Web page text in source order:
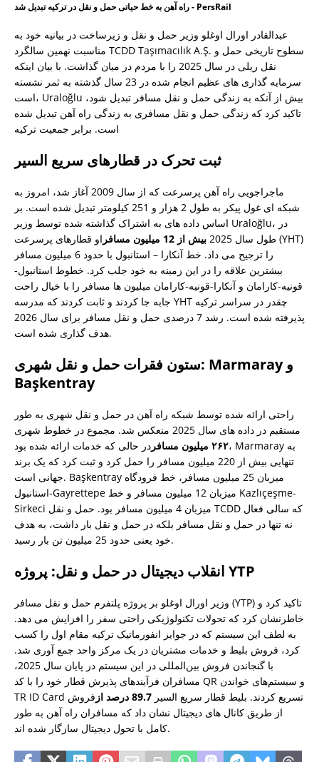
راه آهن به خط حیاتی حمل و نقل در ترکیه تبدیل شد - PersRail
عبدالقادر اورال اوغلو وزیر حمل و نقل و زیرساخت در بیانیه خود به
مناسبت نهمین سالگرد TCDD Taşımacılık A.Ş. سطوح تاریخی حمل و
نقل ریلی در سال 2025 را با مردم در میان گذاشت. با بیان اینکه
سرمایه گذاری های عظیم انجام شده در 23 سال گذشته به ثمر نشسته
است، Uraloğlu بیش از آنکه به زندگی حمل و نقل مسافر تبدیل شود،
تاکید کرد که زندگی حمل و نقل مسافری به زندگی راه آهن تبدیل شده
است. برابر جمعیت ترکیه
ثبت تحرک در قطارهای سریع السیر
ماجراجویی راه آهن پرسرعت که از سال 2009 آغاز شد، امروز به
شبکه ای غول پیکر به طول 2 هزار و 251 کیلومتر تبدیل شده است. بر
اساس داده های به اشتراک گذاشته شده توسط وزیر Uraloğlu، در
طول سال 2025
بیش از 12 میلیون مسافر
او قطارهای پرسرعت (YHT)
را ترجیح می داد. خط آنکارا – استانبول با حدود 6 میلیون مسافر
بیشترین علاقه را در این زمینه به خود جلب کرد. خطوط استانبول-
قونیه-کارامان و آنکارا-قونیه-کارامان میلیون ها مسافر را با خیال راحت
جابه جا کردند و ثابت کردند که مدرسه YHT چقدر در سراسر ترکیه
پذیرفته شده است. رشد 7 درصدی حمل و نقل مسافر برای سال 2026
هدف گذاری شده است.
ستون فقرات حمل و نقل شهری: Marmaray و
Başkentray
راحتی ارائه شده توسط شبکه راه آهن در حمل و نقل شهری به طور
مستقیم در داده های سال 2025 منعکس شد. مجموع در خطوط شهری
۲۶۲ میلیون مسافر
در حالی که خدمات ارائه شده بود، Marmaray به
تنهایی بیش از 220 میلیون مسافر را حمل کرد و ثبت کرد که یک برند
جهانی است. Başkentray میزبان 25 میلیون مسافر، خط فرودگاه
استانبول-Gayrettepe میزبان 12 میلیون مسافر و خط Kazlıçeşme-
Sirkeci میزبان 4 میلیون مسافر بود. حمل و نقل TCDD که سالی فعال
نه تنها در حمل و نقل مسافر بلکه در حمل و نقل بار داشت، به هدف
خود یعنی حدود 25 میلیون تن بار رسید.
انقلاب دیجیتال در حمل و نقل: پروژه YTP
وزیر اورال اوغلو بر پروژه پلتفرم حمل و نقل مسافر (YTP) تاکید کرد و
خاطرنشان کرد که تحولات تکنولوژیکی راحتی سفر را افزایش می دهد.
به لطف این سیستم که در جوایز انفورماتیک ترکیه مقام اول را کسب
کرد، فروش بلیط و خدمات مشتریان در یک مرکز واحد جمع آوری شد.
با گنجاندن فروش بین‌المللی در این سیستم در پایان سال 2025،
مسافران فرآیندهای پذیرش قطار خود را با کد QR و سیستم‌های خواندن
TR ID Card تسریع کردند. بلیط قطار سریع السیر 89.7 درصد از
فروش
از طریق کانال های دیجیتال نشان داد که مسافران راه آهن به طور
کامل با تحول دیجیتال سازگار شده اند.